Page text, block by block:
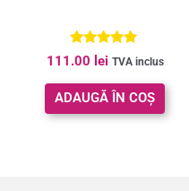
Evaluat la
5.00
din 5
111.00 lei TVA inclus
ADAUGĂ ÎN COȘ